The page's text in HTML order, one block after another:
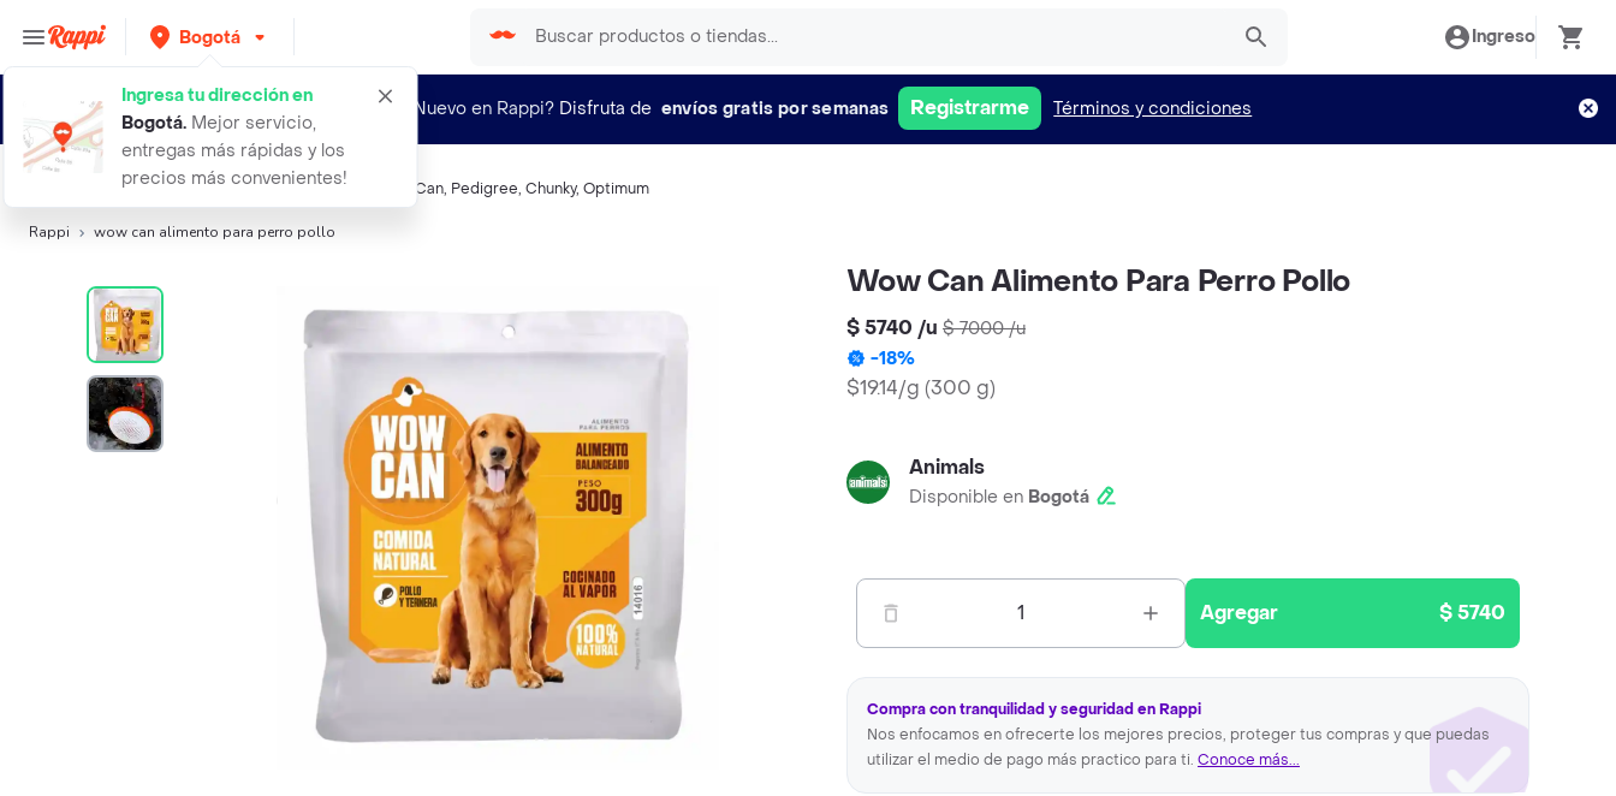
Bogotá
Ingresa tu dirección en
Bogotá. Mejor servicio,
entregas más rápidas y los
precios más convenientes!
Ingreso
¿Nuevo en Rappi? Disfruta de envíos gratis por semanas Registrarme Términos y condiciones
Búsquedas relacionadas:Alimento para perros Wow Can, Pedigree, Chunky, Optimum
Rappi wow can alimento para perro pollo
Wow Can Alimento Para Perro Pollo
$ 5740 /u $ 7000/u
-18%
$19.14/g (300 g)
Animals
Disponible en Bogotá
1 Agregar $ 5740
Compra con tranquilidad y seguridad en Rappi
Nos enfocamos en ofrecerte los mejores precios, proteger tus compras y que puedas
utilizar el medio de pago más practico para ti. Conoce más...